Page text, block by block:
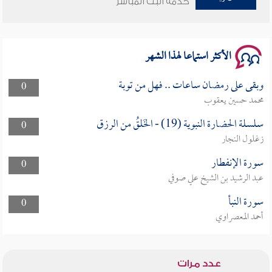
الأكثر استماعا لهذا الشهر
0 وبقى على رمضان ساعات .. فهل من توبة
محمد حسين يعقوب
0
سلسلة الحضارة النبوية (19) - الخَلقُ من الرزق
زغلول النجار
0
سورة الإنفطار
عبد الرشيد بن الشيخ علي صوفي
0
سورة النبأ
أحمد المعصراوي
عدد مرات